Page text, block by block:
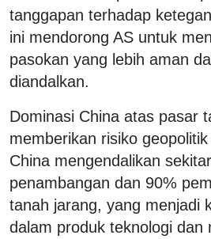
tanggapan terhadap
ini mendorong AS untuk
pasokan yang lebih aman
diandalkan.
Dominasi China atas pasar
memberikan risiko
China mengendalikan
penambangan dan 90%
tanah jarang, yang menjadi
dalam produk teknologi dan